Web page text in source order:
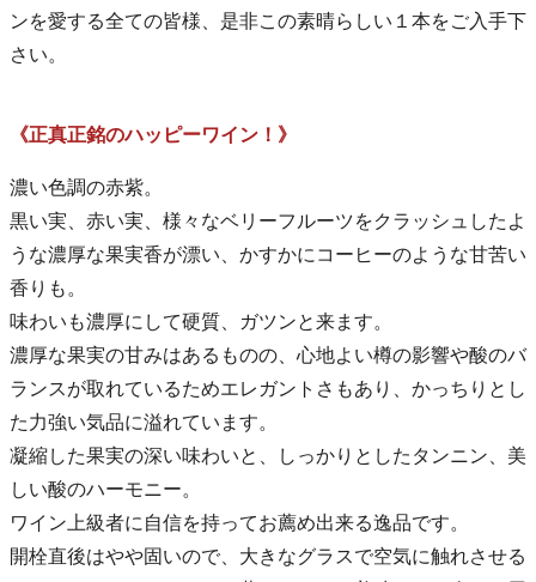
ンを愛する全ての皆様、是非この素晴らしい１本をご入手下
さい。
《正真正銘のハッピーワイン！》
濃い色調の赤紫。
黒い実、赤い実、様々なベリーフルーツをクラッシュしたよ
うな濃厚な果実香が漂い、かすかにコーヒーのような甘苦い
香りも。
味わいも濃厚にして硬質、ガツンと来ます。
濃厚な果実の甘みはあるものの、心地よい樽の影響や酸のバ
ランスが取れているためエレガントさもあり、かっちりとし
た力強い気品に溢れています。
凝縮した果実の深い味わいと、しっかりとしたタンニン、美
しい酸のハーモニー。
ワイン上級者に自信を持ってお薦め出来る逸品です。
開栓直後はやや固いので、大きなグラスで空気に触れさせる